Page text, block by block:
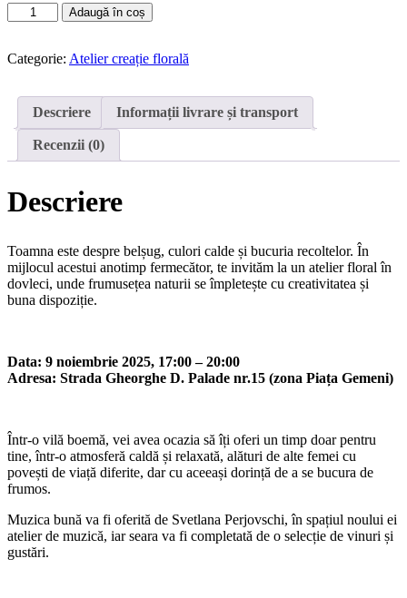
Cantitate
Atelier
–
toamnă
Adaugă în coș
Categorie: Atelier creație florală
Descriere Informații livrare și transport
Recenzii (0)
Descriere
Toamna este despre belșug, culori calde și bucuria recoltelor. În
mijlocul acestui anotimp fermecător, te invităm la un atelier floral în
dovleci, unde frumusețea naturii se împletește cu creativitatea și
buna dispoziție.
Data: 9 noiembrie 2025, 17:00 – 20:00
Adresa: Strada Gheorghe D. Palade nr.15 (zona Piața Gemeni)
Într-o vilă boemă, vei avea ocazia să îți oferi un timp doar pentru
tine, într-o atmosferă caldă și relaxată, alături de alte femei cu
povești de viață diferite, dar cu aceeași dorință de a se bucura de
frumos.
Muzica bună va fi oferită de Svetlana Perjovschi, în spațiul noului ei
atelier de muzică, iar seara va fi completată de o selecție de vinuri și
gustări.